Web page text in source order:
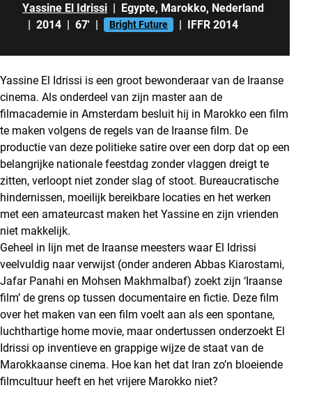
Yassine El Idrissi | Egypte, Marokko, Nederland
| 2014 | 67' | Bright Future | IFFR 2014
Yassine El Idrissi is een groot bewonderaar van de Iraanse
cinema. Als onderdeel van zijn master aan de
filmacademie in Amsterdam besluit hij in Marokko een film
te maken volgens de regels van de Iraanse film. De
productie van deze politieke satire over een dorp dat op een
belangrijke nationale feestdag zonder vlaggen dreigt te
zitten, verloopt niet zonder slag of stoot. Bureaucratische
hindernissen, moeilijk bereikbare locaties en het werken
met een amateurcast maken het Yassine en zijn vrienden
niet makkelijk.
Geheel in lijn met de Iraanse meesters waar El Idrissi
veelvuldig naar verwijst (onder anderen Abbas Kiarostami,
Jafar Panahi en Mohsen Makhmalbaf) zoekt zijn ‘Iraanse
film’ de grens op tussen documentaire en fictie. Deze film
over het maken van een film voelt aan als een spontane,
luchthartige home movie, maar ondertussen onderzoekt El
Idrissi op inventieve en grappige wijze de staat van de
Marokkaanse cinema. Hoe kan het dat Iran zo’n bloeiende
filmcultuur heeft en het vrijere Marokko niet?